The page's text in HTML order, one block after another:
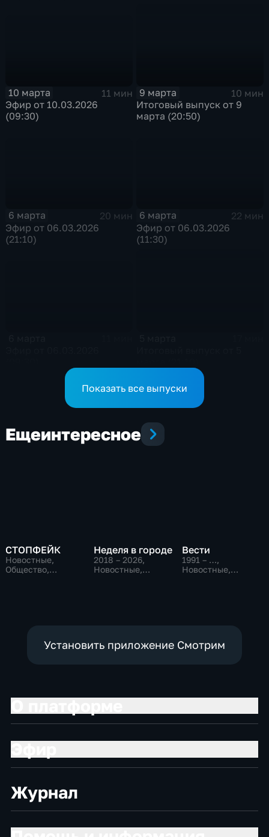
10 марта
11 мин
Эфир от 10.03.2026
(09:30)
9 марта
10 мин
Итоговый выпуск от 9
марта (20:50)
6 марта
20 мин
Эфир от 06.03.2026
(21:10)
6 марта
22 мин
Эфир от 06.03.2026
(11:30)
Показать все выпуски
Ещеинтересное
СТОПФЕЙК
Новостные,
Общество,
Неделя в городе
2018 – 2026,
Новостные,
Вести
1991 – …,
Новостные,
Установить приложение Смотрим
Журнал